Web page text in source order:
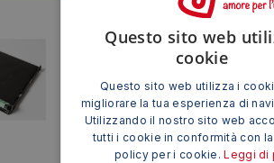
Questo sito web
cookie
Questo sito web utilizza i
migliorare la tua esperienza di
Utilizzando il nostro sito web
tutti i cookie in conformità con
policy per i cookie.Leggi di